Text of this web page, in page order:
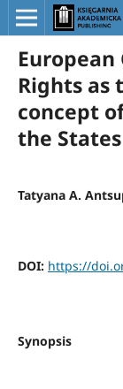
Rights as
concept
the
Tatyana A.
DOI: https://
Synopsis